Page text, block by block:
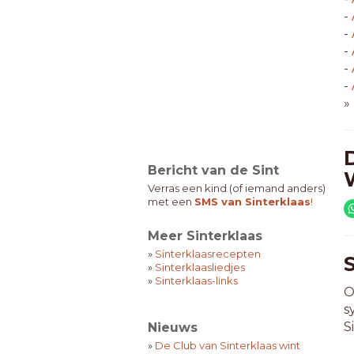
Bericht van de Sint
Verras een kind (of iemand anders)
met een SMS van Sinterklaas!
Meer Sinterklaas
» Sinterklaasrecepten
» Sinterklaasliedjes
» Sinterklaas-links
Nieuws
» De Club van Sinterklaas wint
-
-
-
-
-
»